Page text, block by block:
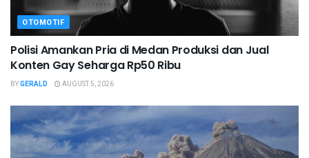
OTOMOTIF
Polisi Amankan Pria di Medan Produksi dan Jual
Konten Gay Seharga Rp50 Ribu
BYGERALD AUGUST 5, 2026